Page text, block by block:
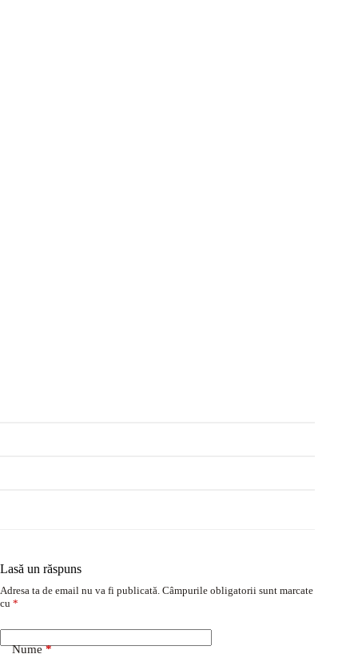
Lasă un răspuns
Adresa ta de email nu va fi publicată. Câmpurile obligatorii sunt marcate
cu *
Nume*